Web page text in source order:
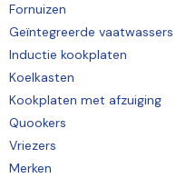
Fornuizen
Geïntegreerde vaatwassers
Inductie kookplaten
Koelkasten
Kookplaten met afzuiging
Quookers
Vriezers
Merken